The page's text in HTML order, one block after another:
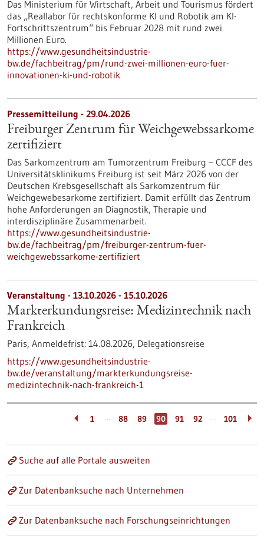
Das Ministerium für Wirtschaft, Arbeit und Tourismus fördert
das „Reallabor für rechtskonforme KI und Robotik am KI-
Fortschrittszentrum“ bis Februar 2028 mit rund zwei
Millionen Euro.
https://www.gesundheitsindustrie-
bw.de/fachbeitrag/pm/rund-zwei-millionen-euro-fuer-
innovationen-ki-und-robotik
Pressemitteilung - 29.04.2026
Freiburger Zentrum für Weichgewebssarkome
zertifiziert
Das Sarkomzentrum am Tumorzentrum Freiburg – CCCF des
Universitätsklinikums Freiburg ist seit März 2026 von der
Deutschen Krebsgesellschaft als Sarkomzentrum für
Weichgewebesarkome zertifiziert. Damit erfüllt das Zentrum
hohe Anforderungen an Diagnostik, Therapie und
interdisziplinäre Zusammenarbeit.
https://www.gesundheitsindustrie-
bw.de/fachbeitrag/pm/freiburger-zentrum-fuer-
weichgewebssarkome-zertifiziert
Veranstaltung - 13.10.2026 - 15.10.2026
Markterkundungsreise: Medizintechnik nach
Frankreich
Paris, Anmeldefrist: 14.08.2026, Delegationsreise
https://www.gesundheitsindustrie-
bw.de/veranstaltung/markterkundungsreise-
medizintechnik-nach-frankreich-1
1 … 88 89 90 91 92 … 101
Suche auf alle Portale ausweiten
Zur Datenbanksuche nach Unternehmen
Zur Datenbanksuche nach Forschungseinrichtungen